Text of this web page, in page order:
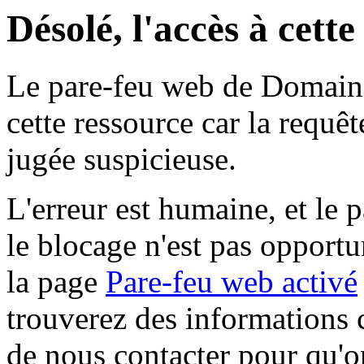
Désolé, l'accès à
Le pare-feu web de
cette ressource car la
jugée suspicieuse.
L'erreur est humaine, et le
le blocage n'est pas
la page Pare-feu web activé
trouverez des informations
de nous contacter pour